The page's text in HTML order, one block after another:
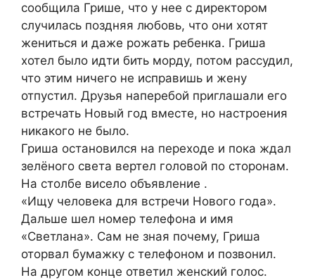
сообщила Грише, что у нее с директором
случилась поздняя любовь, что они хотят
жениться и даже рожать ребенка. Гриша
хотел было идти бить морду, потом рассудил,
что этим ничего не исправишь и жену
отпустил. Друзья наперебой приглашали его
встречать Новый год вместе, но настроения
никакого не было.
Гриша остановился на переходе и пока ждал
зелёного света вертел головой по сторонам.
На столбе висело объявление .
«Ищу человека для встречи Нового года».
Дальше шел номер телефона и имя
«Светлана». Сам не зная почему, Гриша
оторвал бумажку с телефоном и позвонил.
На другом конце ответил женский голос.